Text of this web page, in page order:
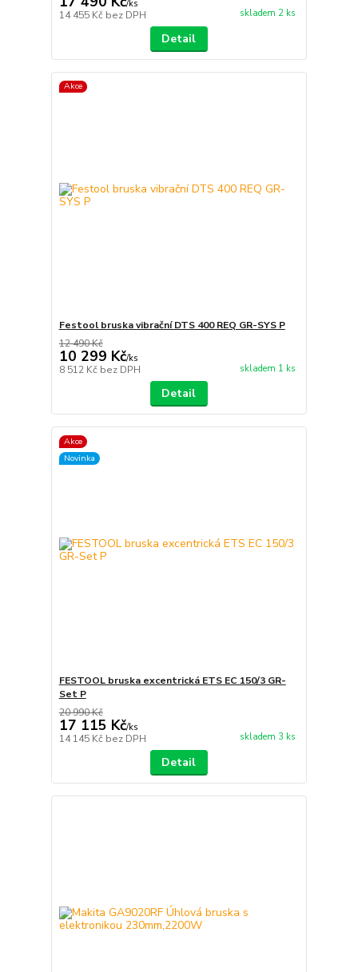
/ks
14 455 Kč bez DPH skladem 2 ks
Detail
Akce
Festool bruska vibrační DTS 400 REQ GR-SYS P
12 490 Kč
10 299 Kč/ks
8 512 Kč bez DPH skladem 1 ks
Detail
Akce
Novinka
FESTOOL bruska excentrická ETS EC 150/3 GR-
Set P
20 990 Kč
17 115 Kč/ks
14 145 Kč bez DPH skladem 3 ks
Detail